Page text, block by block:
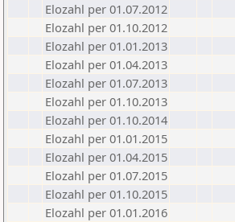
Elozahl per 01.07.2012
Elozahl per 01.10.2012
Elozahl per 01.01.2013
Elozahl per 01.04.2013
Elozahl per 01.07.2013
Elozahl per 01.10.2013
Elozahl per 01.10.2014
Elozahl per 01.01.2015
Elozahl per 01.04.2015
Elozahl per 01.07.2015
Elozahl per 01.10.2015
Elozahl per 01.01.2016